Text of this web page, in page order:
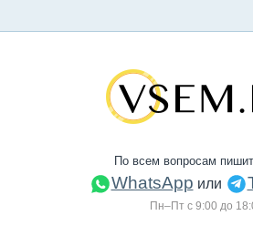
По всем вопросам
WhatsApp или
Пн–Пт с 9:00 до